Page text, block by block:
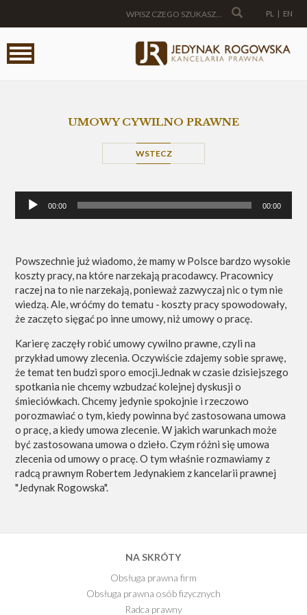
PL | EN
UMOWY CYWILNO PRAWNE
WSTECZ
Odtwarzacz
plików
00:00 00:00
Powszechnie już wiadomo, że mamy w Polsce bardzo wysokie
koszty pracy, na które narzekają pracodawcy. Pracownicy
raczej na to nie narzekają, ponieważ zazwyczaj nic o tym nie
wiedzą. Ale, wróćmy do tematu - koszty pracy spowodowały,
że zaczęto sięgać po inne umowy, niż umowy o pracę.
Karierę zaczęły robić umowy cywilno prawne, czyli na
przykład umowy zlecenia. Oczywiście zdajemy sobie sprawę,
że temat ten budzi sporo emocji.Jednak w czasie dzisiejszego
spotkania nie chcemy wzbudzać kolejnej dyskusji o
śmieciówkach. Chcemy jedynie spokojnie i rzeczowo
porozmawiać o tym, kiedy powinna być zastosowana umowa
o pracę, a kiedy umowa zlecenie. W jakich warunkach może
być zastosowana umowa o dzieło. Czym różni się umowa
zlecenia od umowy o pracę. O tym właśnie rozmawiamy z
radcą prawnym Robertem Jedynakiem z kancelarii prawnej
"Jedynak Rogowska".
NA SKRÓTY
Obsługa prawna firm
Obsługa prawna osób fizycznych
Radca prawny